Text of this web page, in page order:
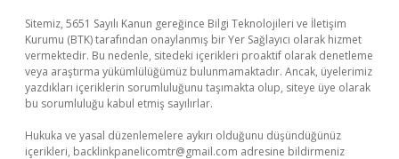
Sitemiz, 5651 Sayılı Kanun gereğince Bilgi Teknolojileri ve İletişim
Kurumu (BTK) tarafından onaylanmış bir Yer Sağlayıcı olarak hizmet
vermektedir. Bu nedenle, sitedeki içerikleri proaktif olarak denetleme
veya araştırma yükümlülüğümüz bulunmamaktadır. Ancak, üyelerimiz
yazdıkları içeriklerin sorumluluğunu taşımakta olup, siteye üye olarak
bu sorumluluğu kabul etmiş sayılırlar.
Hukuka ve yasal düzenlemelere aykırı olduğunu düşündüğünüz
içerikleri, backlinkpanelicomtr@gmail.com adresine bildirmeniz